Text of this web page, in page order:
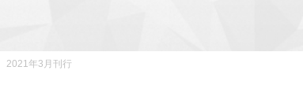
2021年3月刊行